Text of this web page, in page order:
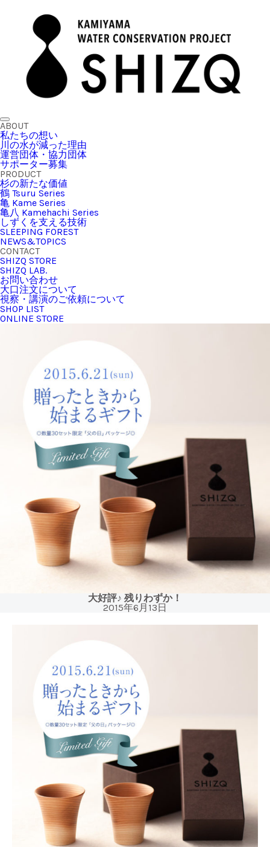
ABOUT
私たちの想い
川の水が減った理由
運営団体・協力団体
サポーター募集
PRODUCT
杉の新たな価値
鶴 Tsuru Series
亀 Kame Series
亀八 Kamehachi Series
しずくを支える技術
SLEEPING FOREST
NEWS&TOPICS
CONTACT
SHIZQ STORE
SHIZQ LAB.
お問い合わせ
大口注文について
視察・講演のご依頼について
SHOP LIST
ONLINE STORE
大好評♪ 残りわずか！
2015年6月13日